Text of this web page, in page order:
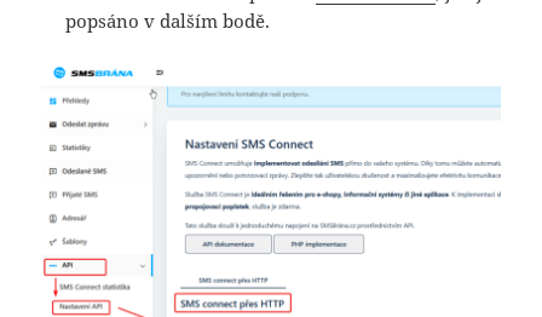
popsáno v dalším bodě.